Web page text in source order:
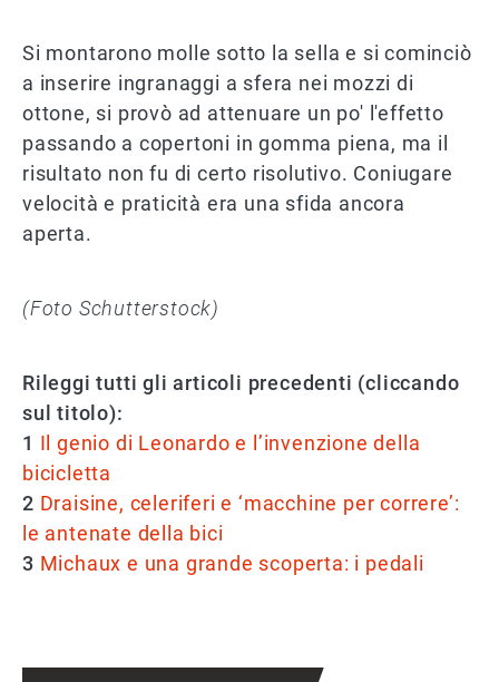
Si montarono molle sotto la sella e si cominciò
a inserire ingranaggi a sfera nei mozzi di
ottone, si provò ad attenuare un po' l'effetto
passando a copertoni in gomma piena, ma il
risultato non fu di certo risolutivo. Coniugare
velocità e praticità era una sfida ancora
aperta.
(Foto Schutterstock)
Rileggi tutti gli articoli precedenti (cliccando
sul titolo):
1 Il genio di Leonardo e l’invenzione della
bicicletta
2 Draisine, celeriferi e ‘macchine per correre’:
le antenate della bici
3 Michaux e una grande scoperta: i pedali